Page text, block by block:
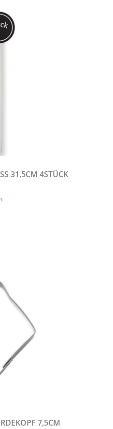
31,5CM 4STÜCK
7,5CM